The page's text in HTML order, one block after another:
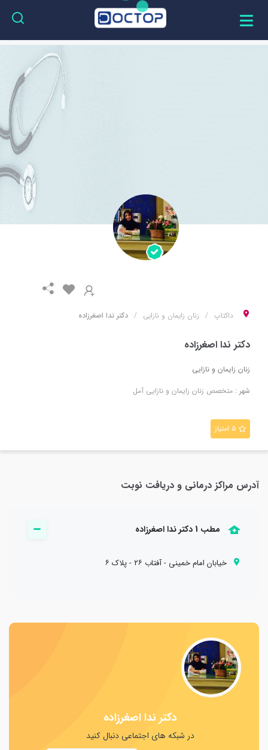
داکتاپ زنان زایمان و نازایی دکتر ندا اصغرزاده
دکتر ندا اصغرزاده
زنان زایمان و نازایی
شهر : متخصص زنان زایمان و نازایی آمل
۵ امتیاز
آدرس مراکز درمانی و دریافت نوبت
مطب 1 دکتر ندا اصغرزاده
خيابان امام خمینی - آفتاب ٢٦ - پلاك ٦
دکتر ندا اصغرزاده
در شبکه های اجتماعی دنبال کنید